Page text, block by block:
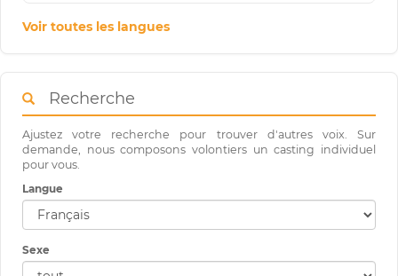
Voir toutes les langues
Recherche
Ajustez votre recherche pour trouver d'autres voix. Sur
demande, nous composons volontiers un casting individuel
pour vous.
Langue
Sexe